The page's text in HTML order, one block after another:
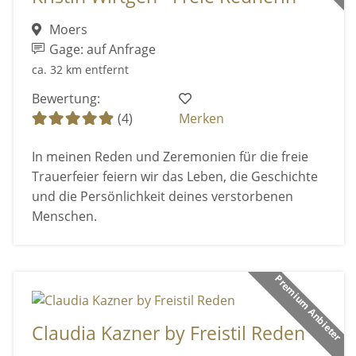
Moers
Gage: auf Anfrage
ca. 32 km entfernt
Bewertung:
(4)
Merken
In meinen Reden und Zeremonien für die freie
Trauerfeier feiern wir das Leben, die Geschichte
und die Persönlichkeit deines verstorbenen
Menschen.
Premium Anbieter
Claudia Kazner by Freistil Reden